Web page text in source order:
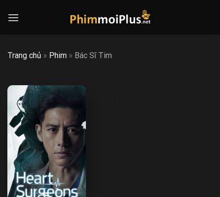
Trang chủ » Phim » Bác Sĩ Tim